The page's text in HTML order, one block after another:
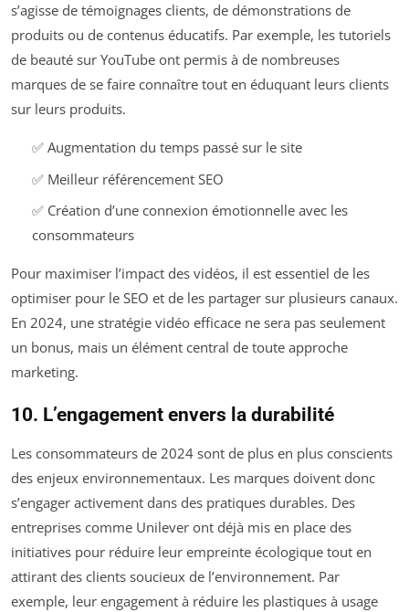
s’agisse de témoignages clients, de démonstrations de
produits ou de contenus éducatifs. Par exemple, les tutoriels
de beauté sur YouTube ont permis à de nombreuses
marques de se faire connaître tout en éduquant leurs clients
sur leurs produits.
✅ Augmentation du temps passé sur le site
✅ Meilleur référencement SEO
✅ Création d’une connexion émotionnelle avec les
consommateurs
Pour maximiser l’impact des vidéos, il est essentiel de les
optimiser pour le SEO et de les partager sur plusieurs canaux.
En 2024, une stratégie vidéo efficace ne sera pas seulement
un bonus, mais un élément central de toute approche
marketing.
10. L’engagement envers la durabilité
Les consommateurs de 2024 sont de plus en plus conscients
des enjeux environnementaux. Les marques doivent donc
s’engager activement dans des pratiques durables. Des
entreprises comme Unilever ont déjà mis en place des
initiatives pour réduire leur empreinte écologique tout en
attirant des clients soucieux de l’environnement. Par
exemple, leur engagement à réduire les plastiques à usage